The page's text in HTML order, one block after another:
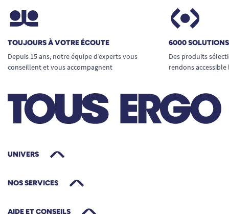
TOUJOURS À VOTRE ÉCOUTE
Depuis 15 ans, notre équipe d’experts vous
conseillent et vous accompagnent
6000
Des produits
rendons
UNIVERS
NOS SERVICES
AIDE ET CONSEILS